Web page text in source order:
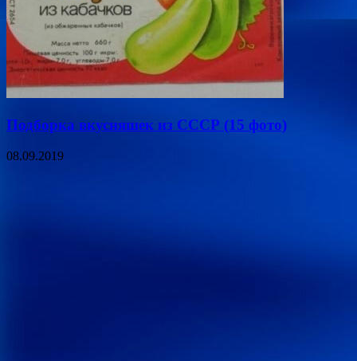
Подборка вкусняшек из СССР (15 фото)
08.09.2019